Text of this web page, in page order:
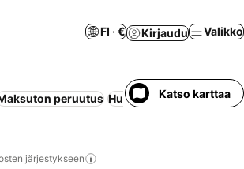
FI · € Kirjaudu Valikko
peruutus Huoneisto palveluilla
Katso karttaa
järjestykseen